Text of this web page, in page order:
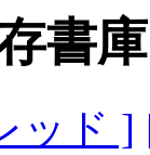
書
ッド ]